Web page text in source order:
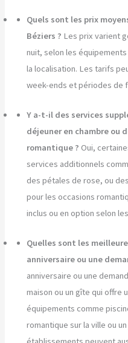
Quels sont les prix
Béziers ? Les prix varient
nuit, selon les
la localisation. Les tarifs
week-ends et périodes de
Y a-t-il des services
déjeuner en chambre ou
romantique ? Oui,
services additionnels
des pétales de rose, ou
pour les occasions
inclus ou en option selon
Quelles sont les
anniversaire ou une
anniversaire ou une
maison ou un gîte qui offre
équipements comme
romantique sur la ville ou